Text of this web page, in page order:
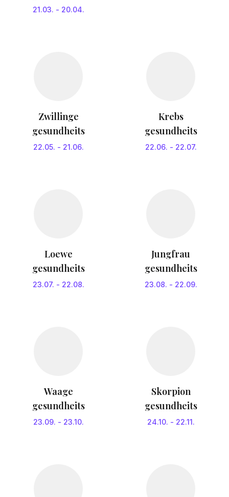
21.03. - 20.04.
Zwillinge
gesundheits
22.05. - 21.06.
Krebs
gesundheits
22.06. - 22.07.
Loewe
gesundheits
23.07. - 22.08.
Jungfrau
gesundheits
23.08. - 22.09.
Waage
gesundheits
23.09. - 23.10.
Skorpion
gesundheits
24.10. - 22.11.